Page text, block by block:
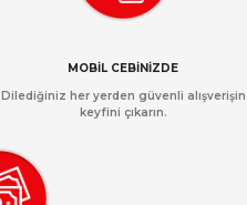
MOBİL CEBİNİZDE
Dilediğiniz her yerden güvenli alışverişin
keyfini çıkarın.